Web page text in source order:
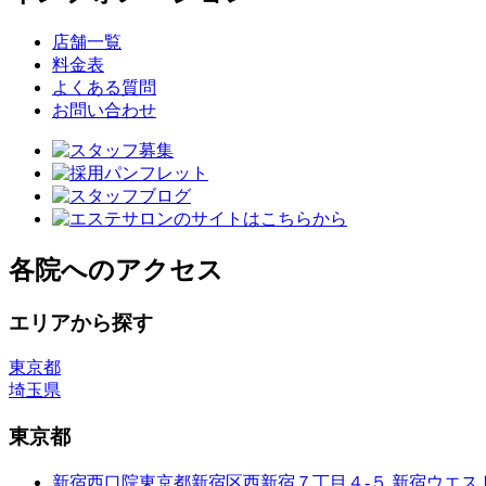
店舗一覧
料金表
よくある質問
お問い合わせ
各院へのアクセス
エリアから探す
東京都
埼玉県
東京都
新宿西口院東京都新宿区西新宿７丁目４-５ 新宿ウエス